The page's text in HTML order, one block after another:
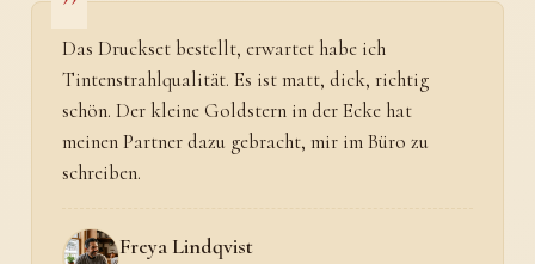
Das Druckset bestellt, erwartet habe ich
Tintenstrahlqualität. Es ist matt, dick, richtig
schön. Der kleine Goldstern in der Ecke hat
meinen Partner dazu gebracht, mir im Büro zu
schreiben.
Freya Lindqvist